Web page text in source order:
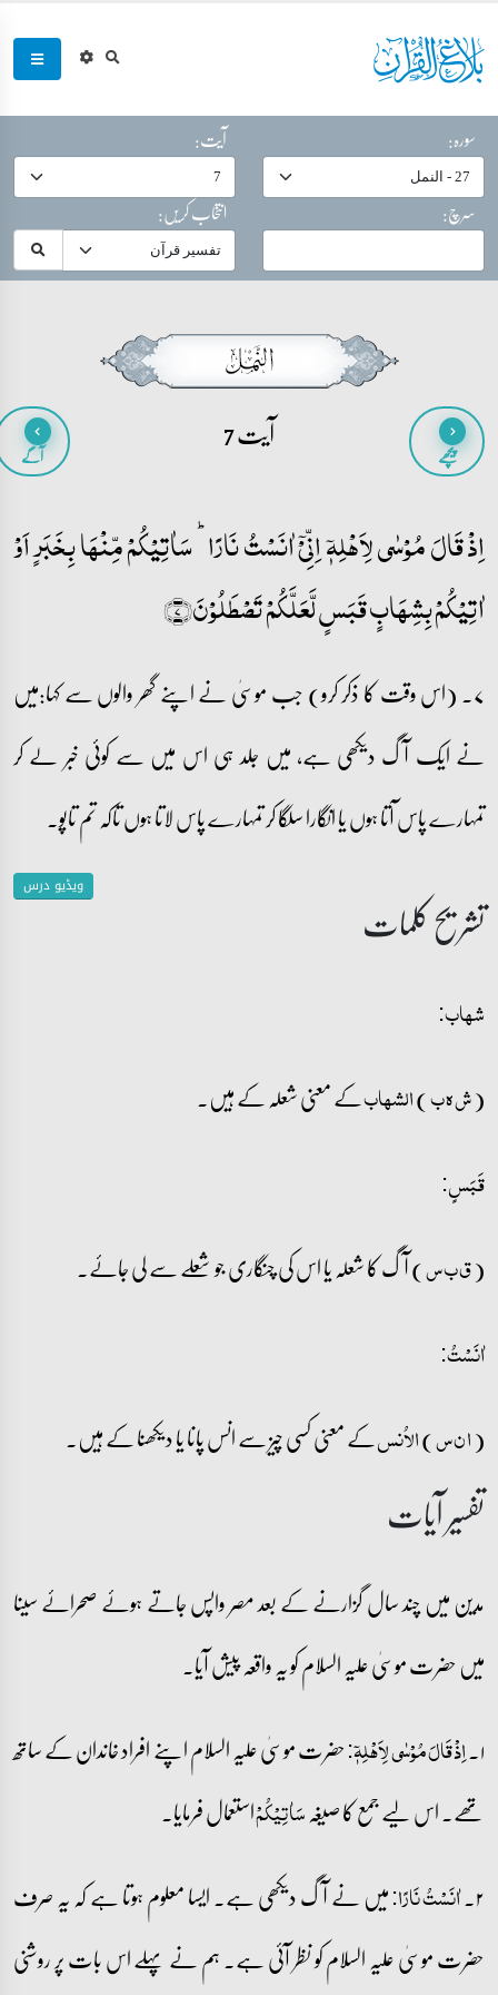
سورہ:
آیت:
سرچ:
انتخاب کریں:
پیچھے آیت 7 آگے
اِذۡ قَالَ مُوۡسٰی لِاَہۡلِہٖۤ اِنِّیۡۤ اٰنَسۡتُ نَارًا ؕ سَاٰتِیۡکُمۡ مِّنۡہَا بِخَبَرٍ اَوۡ
اٰتِیۡکُمۡ بِشِہَابٍ قَبَسٍ لَّعَلَّکُمۡ تَصۡطَلُوۡنَ﴿۷﴾
۷۔ (اس وقت کا ذکر کرو) جب موسیٰ نے اپنے گھر والوں سے کہا:میں
نے ایک آگ دیکھی ہے، میں جلد ہی اس میں سے کوئی خبر لے کر
تمہارے پاس آتا ہوں یا انگارا سلگا کر تمہارے پاس لاتا ہوں تاکہ تم تاپو۔
ویڈیو درس تشریح کلمات
شہاب:
(ش ھ ب)الشہابکے معنی شعلہ کے ہیں۔
قَبَسٍ:
(ق ب س) آگ کا شعلہ یا اس کی چنگاری جو شعلے سے لی جائے۔
اٰنَسۡتُ:
(ا ن س)الاُنسکے معنی کسی چیز سے انس پانا یا دیکھنا کے ہیں۔
تفسیر آیات
مدین میں چند سال گزارنے کے بعد مصر واپس جاتے ہوئے صحرائے سینا
میں حضرت موسیٰ علیہ السلام کو یہ واقعہ پیش آیا۔
۱۔ اِذۡ قَالَ مُوۡسٰی لِاَہۡلِہٖۤ:حضرت موسیٰ علیہ السلام اپنے افراد خاندان کے ساتھ
تھے۔ اس لیے جمع کا صیغہسَاٰتِیۡکُمۡاستعمال فرمایا۔
۲۔ اٰنَسۡتُ نَارًا:میں نے آگ دیکھی ہے۔ ایسا معلوم ہوتا ہے کہ یہ صرف
حضرت موسیٰ علیہ السلام کو نظر آئی ہے۔ ہم نے پہلے اس بات پر روشنی